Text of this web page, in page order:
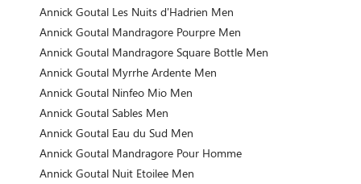
Annick Goutal Les Nuits d'Hadrien Men
Annick Goutal Mandragore Pourpre Men
Annick Goutal Mandragore Square Bottle Men
Annick Goutal Myrrhe Ardente Men
Annick Goutal Ninfeo Mio Men
Annick Goutal Sables Men
Annick Goutal Eau du Sud Men
Annick Goutal Mandragore Pour Homme
Annick Goutal Nuit Etoilee Men